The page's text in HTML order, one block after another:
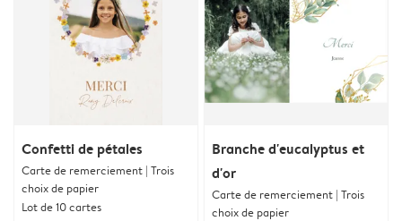
Confetti de pétales
Carte de remerciement | Trois
choix de papier
Lot de 10 cartes
Branche d'eucalyptus et
d'or
Carte de remerciement | Trois
choix de papier